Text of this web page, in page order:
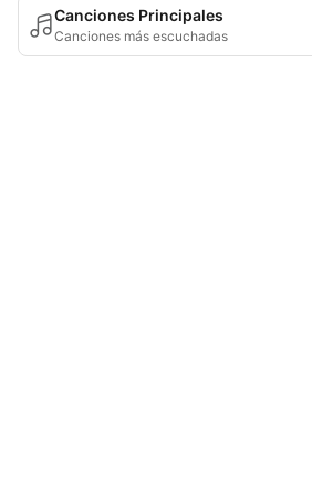
Canciones Principales
Canciones más escuchadas